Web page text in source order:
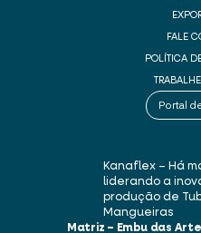
FALE
POLÍTICA
Portal
Kanaflex – Há
liderando a
produção de
Mangueiras
Matriz – Embu das